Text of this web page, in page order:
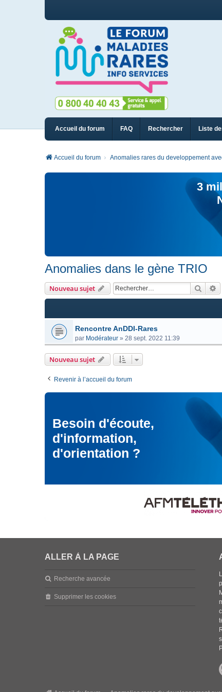
Accueil du forum FAQ Rechercher Liste
Accueil du forum Anomalies rares du developpement
3
Anomalies dans le gène TRIO
Nouveau sujet
Rencontre AnDDI-Rares
par Modérateur » 28 sept. 2022 11:39
Nouveau sujet
Revenir à l’accueil du forum
Besoin d'écoute,
d'information,
d'orientation ?
ALLER À LA PAGE
Recherche avancée
Supprimer les cookies